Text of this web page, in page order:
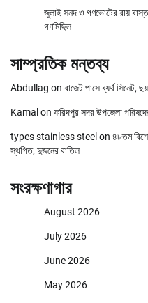
জুলাই সনদ ও গণভোটের রায়
গণমিছিল
সাম্প্রতিক মন্তব্য
Abdullag on বাজেট পাসে ব্যর্থ সিনেট,
Kamal on ফরিদপুর সদর উপজেলা
types stainless steel on ৪৮তম
স্থগিত, দুজনের বাতিল
সংরক্ষণাগার
August 2026
July 2026
June 2026
May 2026